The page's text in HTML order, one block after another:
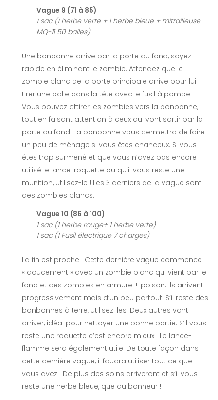
Vague 9 (71 à 85)
1 sac (1 herbe verte + 1 herbe bleue + mitrailleuse
MQ-11 50 balles)
Une bonbonne arrive par la porte du fond, soyez
rapide en éliminant le zombie. Attendez que le
zombie blanc de la porte principale arrive pour lui
tirer une balle dans la tête avec le fusil à pompe.
Vous pouvez attirer les zombies vers la bonbonne,
tout en faisant attention à ceux qui vont sortir par la
porte du fond. La bonbonne vous permettra de faire
un peu de ménage si vous êtes chanceux. Si vous
êtes trop surmené et que vous n’avez pas encore
utilisé le lance-roquette ou qu’il vous reste une
munition, utilisez-le ! Les 3 derniers de la vague sont
des zombies blancs.
Vague 10 (86 à 100)
1 sac (1 herbe rouge+ 1 herbe verte)
1 sac (1 Fusil électrique 7 charges)
La fin est proche ! Cette dernière vague commence
« doucement » avec un zombie blanc qui vient par le
fond et des zombies en armure + poison. Ils arrivent
progressivement mais d’un peu partout. S’il reste des
bonbonnes à terre, utilisez-les. Deux autres vont
arriver, idéal pour nettoyer une bonne partie. S’il vous
reste une roquette c’est encore mieux ! Le lance-
flamme sera également utile. De toute façon dans
cette dernière vague, il faudra utiliser tout ce que
vous avez ! De plus des soins arriveront et s’il vous
reste une herbe bleue, que du bonheur !